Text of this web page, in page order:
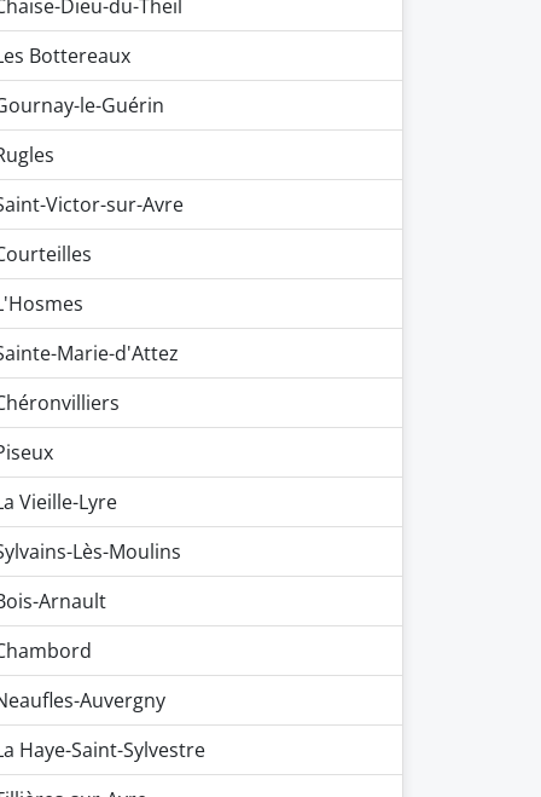
Dieu-du-Theil
Bottereaux
le-Guérin
Victor-sur-Avre
Marie-d'Attez
Vieille-Lyre
Lès-Moulins
Arnault
Auvergny
Haye-Saint-Sylvestre